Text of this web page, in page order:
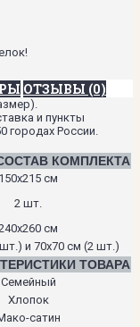
ОТЗЫВЫ (0)
и пункты
городах России.
КОМПЛЕКТА
150х215 см
2 шт.
см
и 70х70 см (2 шт.)
ТОВАРА
Семейный
Хлопок
сатин